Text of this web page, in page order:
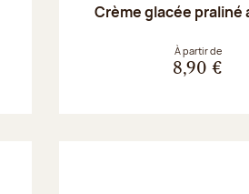
Crème glacée praliné
À partir de
8,90 €